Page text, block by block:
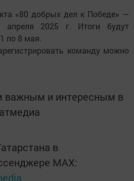
«80 добрых дел к Победе» —
2025 г. Итоги будут
по 8 мая.
команду можно
важным и интересным в
в
MАХ: